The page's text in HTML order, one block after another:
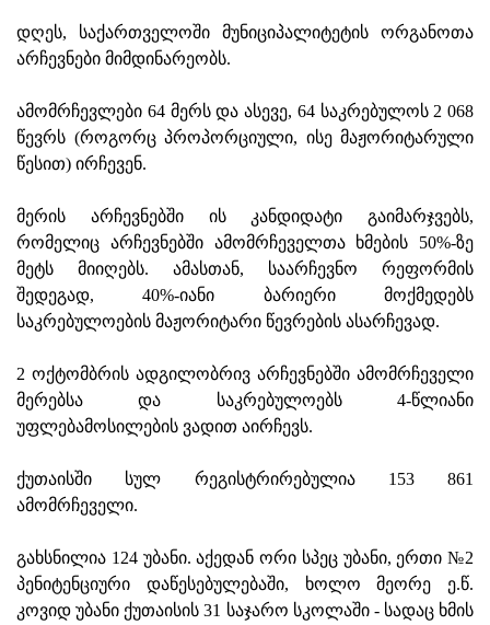
დღეს, საქართველოში მუნიციპალიტეტის ორგანოთა
არჩევნები მიმდინარეობს.
ამომრჩევლები 64 მერს და ასევე, 64 საკრებულოს 2 068
წევრს (როგორც პროპორციული, ისე მაჟორიტარული
წესით) ირჩევენ.
მერის არჩევნებში ის კანდიდატი გაიმარჯვებს,
რომელიც არჩევნებში ამომრჩეველთა ხმების 50%-ზე
მეტს მიიღებს. ამასთან, საარჩევნო რეფორმის
შედეგად, 40%-იანი ბარიერი მოქმედებს
საკრებულოების მაჟორიტარი წევრების ასარჩევად.
2 ოქტომბრის ადგილობრივ არჩევნებში ამომრჩეველი
მერებსა და საკრებულოებს 4-წლიანი
უფლებამოსილების ვადით აირჩევს.
ქუთაისში სულ რეგისტრირებულია 153 861
ამომრჩეველი.
გახსნილია 124 უბანი. აქედან ორი სპეც უბანი, ერთი №2
პენიტენციური დაწესებულებაში, ხოლო მეორე ე.წ.
კოვიდ უბანი ქუთაისის 31 საჯარო სკოლაში - სადაც ხმის